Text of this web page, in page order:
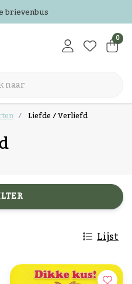
brievenbus
0
Liefde / Verliefd
Lijst